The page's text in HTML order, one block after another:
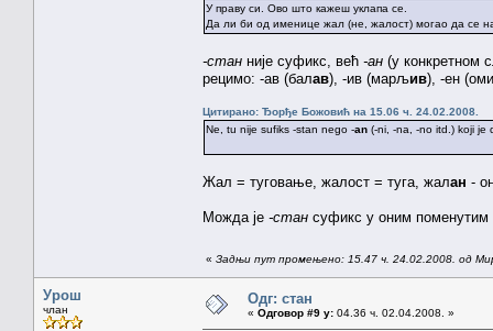
У праву си. Ово што кажеш уклапа се.
Да ли би од именице жал (не, жалост) могао да се
-стан није суфикс, већ -ан (у конкретном
рецимо: -ав (балав), -ив (марљив), -ен
Цитирано: Ђорђе Божовић на 15.06 ч. 24.02.2008.
Ne, tu nije sufiks -stan nego -an (-ni, -na, -no itd.) koji je
Жал = туговање, жалост = туга, жалан -
Можда је -стан суфикс у оним поменутим
« Задњи пут промењено: 15.47 ч. 24.02.2008. од
Урош
члан
Одг: стан
« Одговор #9 у: 04.36 ч. 02.04.2008. »